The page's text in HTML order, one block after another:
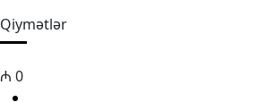
Qiymətlər
₼ 0